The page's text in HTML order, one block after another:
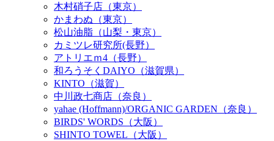
木村硝子店（東京）
かまわぬ（東京）
松山油脂（山梨・東京）
カミツレ研究所(長野）
アトリエｍ4（長野）
和ろうそくDAIYO（滋賀県）
KINTO（滋賀）
中川政七商店（奈良）
yahae (Hoffmann)/ORGANIC GARDEN（奈良）
BIRDS' WORDS（大阪）
SHINTO TOWEL（大阪）